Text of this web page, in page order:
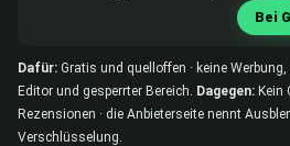
Bei
Dafür: Gratis und quelloffen · keine Werbung,
Editor und gesperrter Bereich. Dagegen: Kein
Rezensionen · die Anbieterseite nennt
Verschlüsselung.